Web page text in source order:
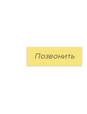
Позвонить